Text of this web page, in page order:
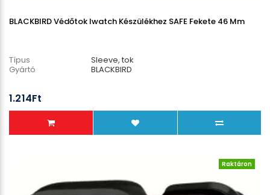
BLACKBIRD Védőtok Iwatch Készülékhez SAFE Fekete 46 Mm
Típus
Sleeve, tok
Gyártó
BLACKBIRD
1.214Ft
Raktáron